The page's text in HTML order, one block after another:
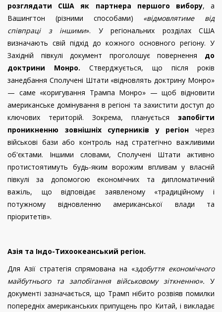
розглядати США як партнера першого вибору, а
Вашингтон (різними способами) «відмовлятиме від
співпраці з іншими». У регіональних розділах США
визначають свій підхід до кожного основного регіону. У
Західній півкулі документ проголошує повернення до
доктрини Монро. Стверджується, що після років
занедбання Сполучені Штати «відновлять доктрину Монро»
— саме «коригування Трампа Монро» — щоб відновити
американське домінування в регіоні та захистити доступ до
ключових територій. Зокрема, планується запобігти
проникненню зовнішніх суперників у регіон через
військові бази або контроль над стратегічно важливими
об'єктами. Іншими словами, Сполучені Штати активно
протистоятимуть будь-яким ворожим впливам у власній
півкулі за допомогою економічних та дипломатичний
важіль, що відповідає заявленому «традиційному і
потужному відновленню американської влади та
пріоритетів».
Азія та Індо-Тихоокеанський регіон.
Для Азії стратегія спрямована на «здобуття економічного
майбутнього та запобігання військовому зіткненню». У
документі зазначається, що Трамп нібито розвіяв помилки
попередніх американських припущень про Китай, і викладає